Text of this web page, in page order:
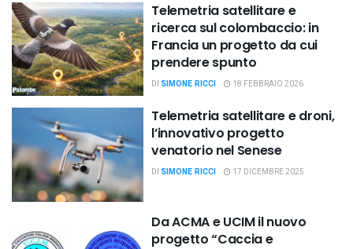
Telemetria satellitare e
ricerca sul colombaccio: in
Francia un progetto da cui
prendere spunto
DI SIMONE RICCI 18 FEBBRAIO 2026
Telemetria satellitare e droni,
l’innovativo progetto
venatorio nel Senese
DI SIMONE RICCI 17 DICEMBRE 2025
Da ACMA e UCIM il nuovo
progetto “Caccia e